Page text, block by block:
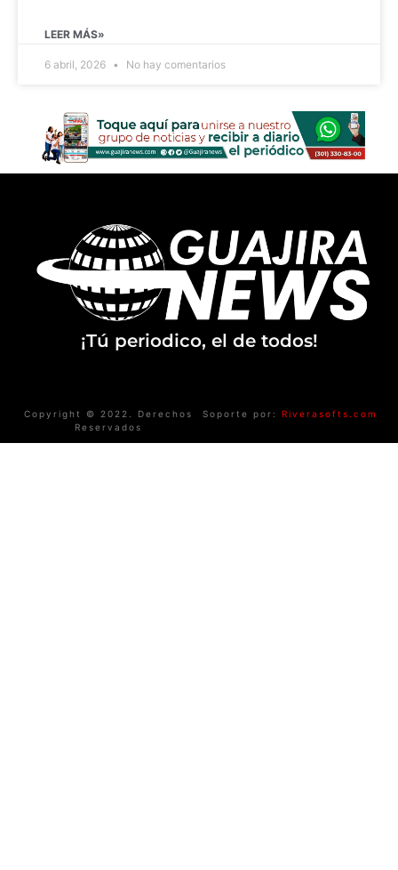
LEER MÁS»
6 abril, 2026 No hay comentarios
¡Tú periodico, el de todos!
Copyright © 2022. Derechos
Reservados
Soporte por: Riverasofts.com